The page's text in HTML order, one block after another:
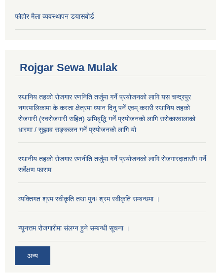
फोहोर मैला व्यवस्थापन डयासबोर्ड
Rojgar Sewa Mulak
स्थानिय तहको रोजगार रणनिति तर्जुमा गर्ने प्रयोजनको लागि यस चन्द्रपुर
नगरपालिकामा के कस्ता क्षेत्रमा ध्यान दिनु पर्ने एवम् कसरी स्थानिय तहको
रोजगारी (स्वरोजगारी सहित) अभिबृद्धि गर्ने प्रयोजनको लागि सरोकारवालाको
धारणा / सुझाव सङ्कलन गर्ने प्रयोजनको लागि यो
स्थानीय तहको रोजगार रणनीति तर्जुमा गर्ने प्रयोजनको लागि रोजगारदातासँग गर्ने
सर्वेक्षण फाराम
व्यक्तिगत श्रम स्वीकृति तथा पुनः श्रम स्वीकृति सम्बन्धमा ।
न्यूनत्तम रोजगारीमा संलग्न हुने सम्बन्धी सूचना ।
अन्य